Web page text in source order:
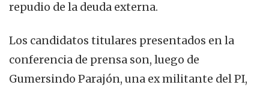
repudio de la deuda externa.
Los candidatos titulares presentados en la
conferencia de prensa son, luego de
Gumersindo Parajón, una ex militante del PI,